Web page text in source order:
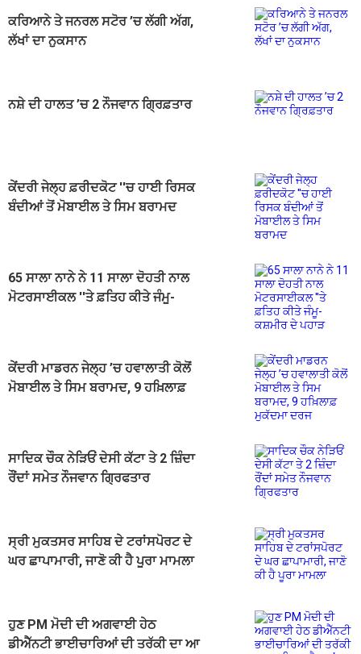
ਕਰਿਆਨੇ ਤੇ ਜਨਰਲ ਸਟੋਰ ’ਚ ਲੱਗੀ ਅੱਗ,
ਲੱਖਾਂ ਦਾ ਨੁਕਸਾਨ
ਨਸ਼ੇ ਦੀ ਹਾਲਤ ’ਚ 2 ਨੌਜਵਾਨ ਗ੍ਰਿਫ਼ਤਾਰ
ਕੇਂਦਰੀ ਜੇਲ੍ਹ ਫ਼ਰੀਦਕੋਟ ''ਚ ਹਾਈ ਰਿਸਕ
ਬੰਦੀਆਂ ਤੋਂ ਮੋਬਾਈਲ ਤੇ ਸਿਮ ਬਰਾਮਦ
65 ਸਾਲਾ ਨਾਨੇ ਨੇ 11 ਸਾਲਾ ਦੋਹਤੀ ਨਾਲ
ਮੋਟਰਸਾਈਕਲ ''ਤੇ ਫ਼ਤਿਹ ਕੀਤੇ ਜੰਮੂ-
ਕੇਂਦਰੀ ਮਾਡਰਨ ਜੇਲ੍ਹ ’ਚ ਹਵਾਲਾਤੀ ਕੋਲੋਂ
ਮੋਬਾਈਲ ਤੇ ਸਿਮ ਬਰਾਮਦ, 9 ਹਖ਼ਿਲਾਫ਼
ਸਾਦਿਕ ਚੌਕ ਨੇੜਿਓਂ ਦੇਸੀ ਕੱਟਾ ਤੇ 2 ਜ਼ਿੰਦਾ
ਰੌਂਦਾਂ ਸਮੇਤ ਨੌਜਵਾਨ ਗ੍ਰਿਫਤਾਰ
ਸ੍ਰੀ ਮੁਕਤਸਰ ਸਾਹਿਬ ਦੇ ਟਰਾਂਸਪੋਰਟ ਦੇ
ਘਰ ਛਾਪਾਮਾਰੀ, ਜਾਣੋ ਕੀ ਹੈ ਪੂਰਾ ਮਾਮਲਾ
ਹੁਣ PM ਮੋਦੀ ਦੀ ਅਗਵਾਈ ਹੇਠ
ਡੀਐੱਨਟੀ ਭਾਈਚਾਰਿਆਂ ਦੀ ਤਰੱਕੀ ਦਾ ਆ